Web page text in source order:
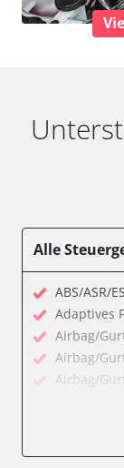
Alle
ABS/ASR/
Adaptives
Airbag/
Airbag/
Airbag/